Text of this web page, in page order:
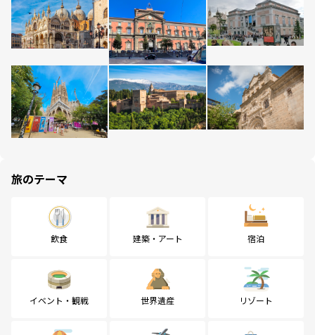
旅のテーマ
飲食 建築・アート 宿泊
イベント・観戦 世界遺産 リゾート